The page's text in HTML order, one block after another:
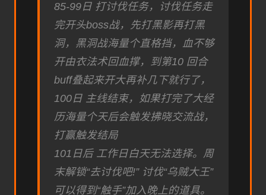
85-99日 打讨伐任务，讨伐任务走
完开头boss战，先打黑影再打黑
洞，黑洞战海量个直格挡，血不够
开由衣法术回血撑，到第10 回合
buff叠起来开大再补几下就行了，
100日 主线结束，如果打完了大经
历海量个天后会触发拂晓交流战，
打赢触发结局
101日后 工作日白天无法选择。周
末解锁“去讨伐吧!” 讨伐“乌贼大王”
可以得到“触手”加入晚上的道具。